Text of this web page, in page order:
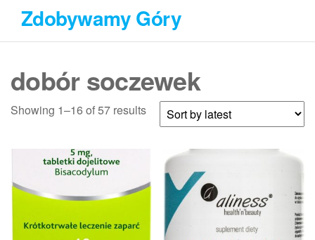
Przejdź
treści
Zdobywamy Góry
dobór soczewek
Showing 1–16 of 57 results